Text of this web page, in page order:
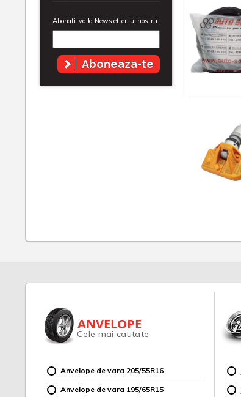
Abonati-va la Newsletter-ul nostru:
Aboneaza-te
ANVELOPE
Cele mai cautate
Anvelope de vara 205/55R16
Anvelope de vara 195/65R15